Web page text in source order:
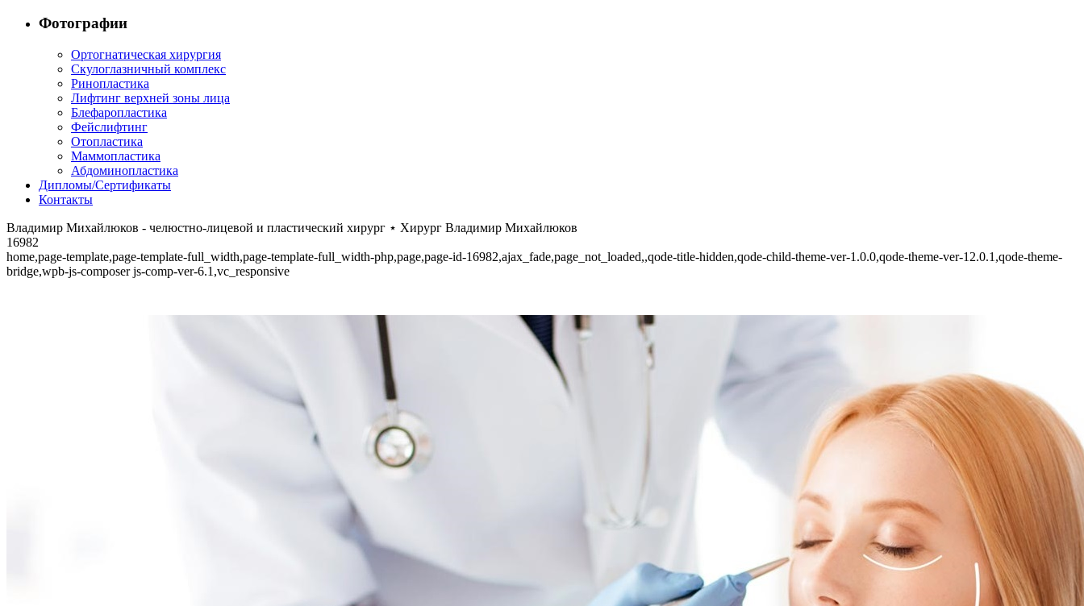
Фотографии
Ортогнатическая хирургия
Скулоглазничный комплекс
Ринопластика
Лифтинг верхней зоны лица
Блефаропластика
Фейслифтинг
Отопластика
Маммопластика
Абдоминопластика
Дипломы/Сертификаты
Контакты
Владимир Михайлюков - челюстно-лицевой и пластический хирург ⋆ Хирург Владимир Михайлюков
16982
home,page-template,page-template-full_width,page-template-full_width-php,page,page-id-16982,ajax_fade,page_not_loaded,,qode-title-hidden,qode-child-theme-ver-1.0.0,qode-theme-ver-12.0.1,qode-theme-
bridge,wpb-js-composer js-comp-ver-6.1,vc_responsive